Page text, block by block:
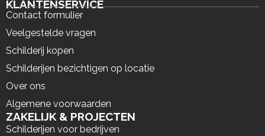
KLANTENSERVICE
Contact formulier
Veelgestelde vragen
Schilderij kopen
Schilderijen bezichtigen op locatie
Over ons
Algemene voorwaarden
ZAKELIJK & PROJECTEN
Schilderijen voor bedrijven